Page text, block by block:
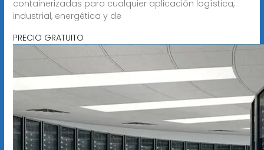
containerizadas para cualquier aplicación logística,
industrial, energética y de
PRECIO GRATUITO